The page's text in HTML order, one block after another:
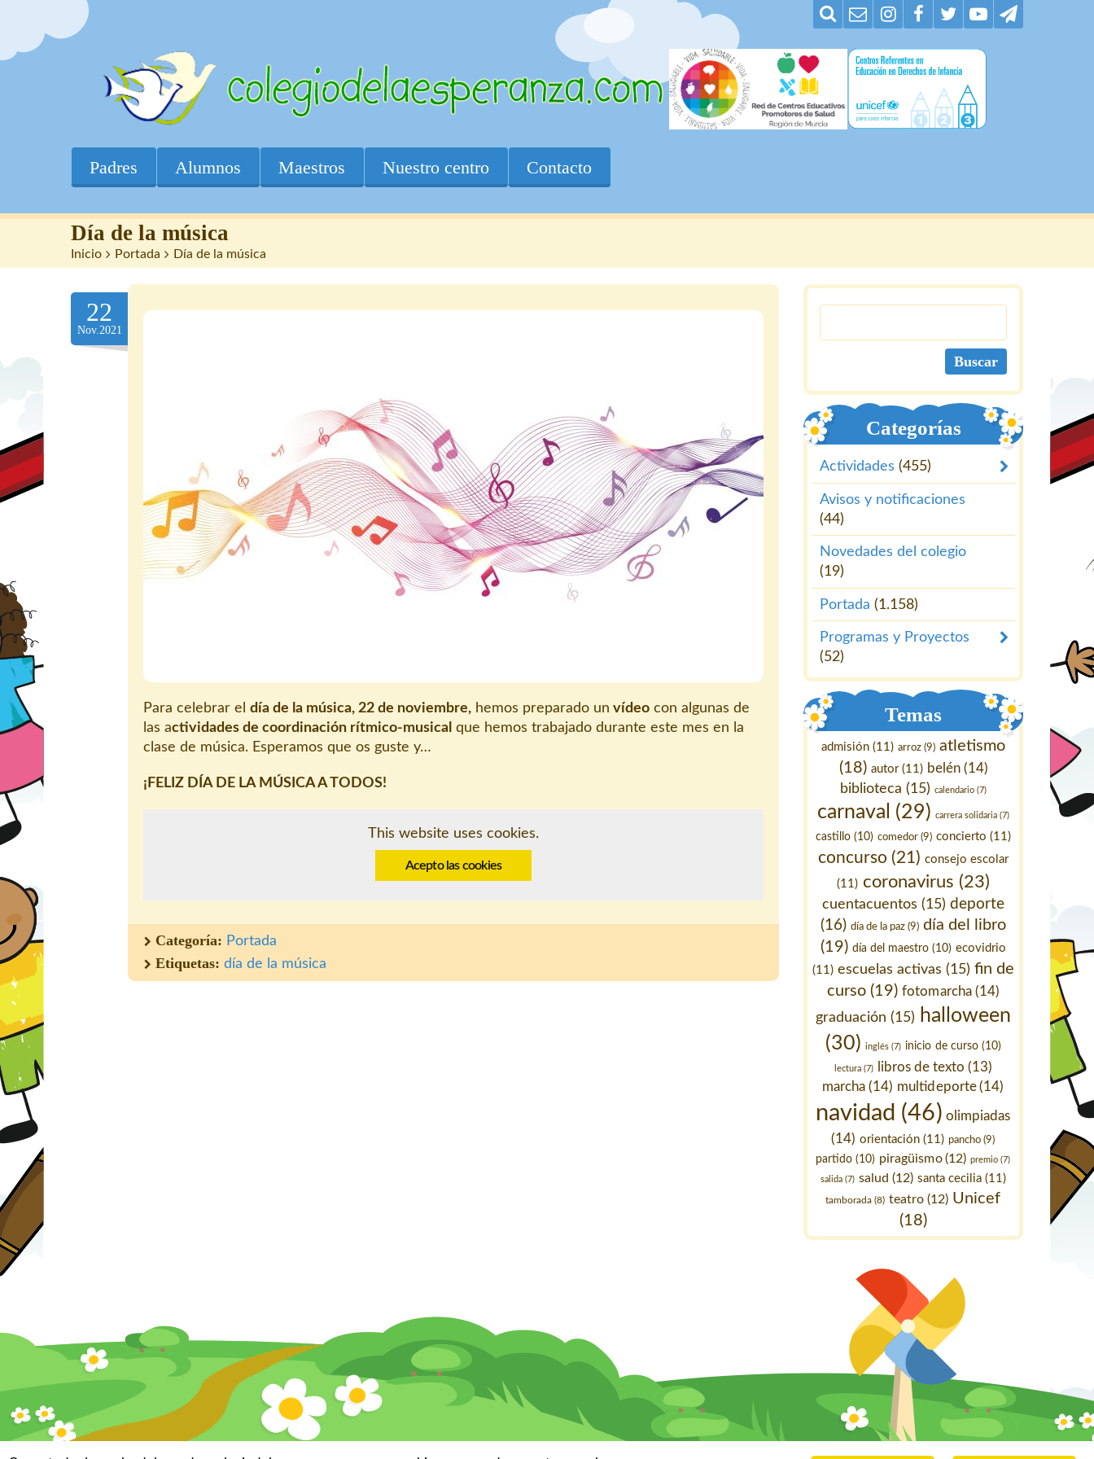
Padres Alumnos Maestros Nuestro centro Contacto
Día de la música
Inicio > Portada > Día de la música
22
Nov.2021
Para celebrar el día de la música, 22 de noviembre, hemos preparado un vídeo con algunas de
las actividades de coordinación rítmico-musical que hemos trabajado durante este mes en la
clase de música. Esperamos que os guste y…
¡FELIZ DÍA DE LA MÚSICA A TODOS!
This website uses cookies.
Acepto las cookies
Categoría: Portada
Etiquetas: día de la música
Categorías
Actividades (455)
Avisos y notificaciones
(44)
Novedades del colegio
(19)
Portada (1.158)
Programas y Proyectos
(52)
Temas
admisión (11) arroz (9) atletismo
(18) autor(11) belén(14)
biblioteca (15) calendario (7)
carnaval (29) carrera solidaria (7)
castillo (10) comedor (9) concierto (11)
concurso (21) consejo escolar
(11) coronavirus (23)
cuentacuentos (15) deporte
(16) día de la paz (9) día del libro
(19) día del maestro (10) ecovidrio
(11) escuelas activas (15) fin de
curso (19) fotomarcha(14)
graduación (15)
halloween
(30) inglés (7) inicio de curso(10)
lectura (7) libros de texto (13)
marcha (14) multideporte(14)
navidad (46) olimpiadas
(14) orientación (11) pancho (9)
partido (10) piragüismo(12) premio (7)
salida (7) salud (12) santa cecilia (11)
tamborada (8) teatro (12) Unicef
(18)